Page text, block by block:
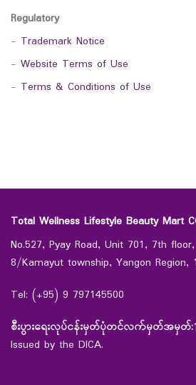
Regulatory
- Trademark Notice
- Website Terms of Use
- Terms & Conditions of Use
Total Wellness Lifestyle Beauty Mart
No.527, Pyay Road, Unit 701, 7th
8/Kamayut township, Yangon Region,
Tel: (+95) 9 797145500
စီးပွားရေးလုပ်ငန်းမှတ်ပုံတင်လက်မှတ်အမှတ်:
Issued by the DICA.